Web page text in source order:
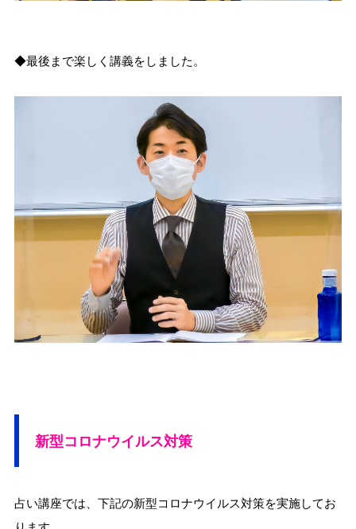
◆最後まで楽しく講義をしました。
新型コロナウイルス対策
占い講座では、下記の新型コロナウイルス対策を実施してお